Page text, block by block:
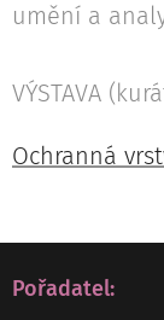
umění a
VÝSTAVA
Ochranná
Pořadatel: